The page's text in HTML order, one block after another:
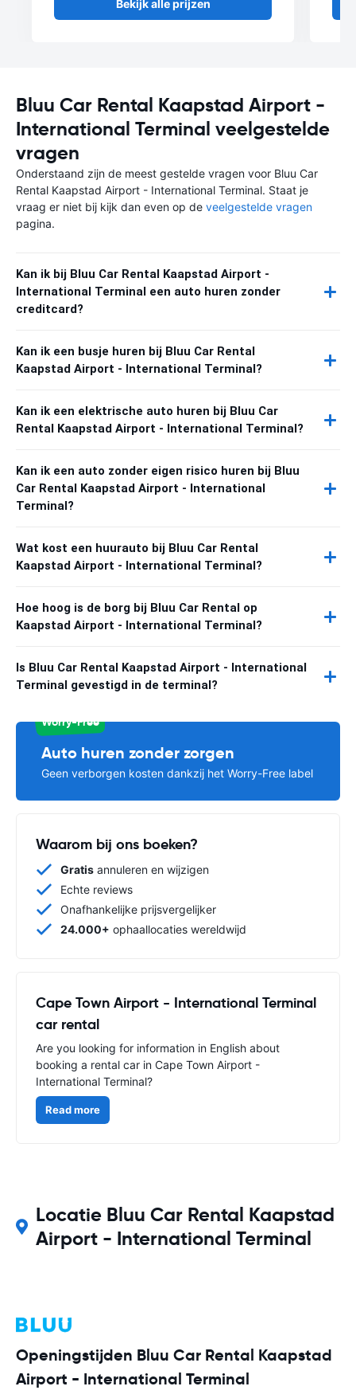
Bekijk alle prijzen
Bluu Car Rental Kaapstad Airport -
International Terminal veelgestelde
vragen
Onderstaand zijn de meest gestelde vragen voor Bluu Car
Rental Kaapstad Airport - International Terminal. Staat je
vraag er niet bij kijk dan even op de veelgestelde vragen
pagina.
Kan ik bij Bluu Car Rental Kaapstad Airport -
International Terminal een auto huren zonder
creditcard?
Kan ik een busje huren bij Bluu Car Rental
Kaapstad Airport - International Terminal?
Kan ik een elektrische auto huren bij Bluu Car
Rental Kaapstad Airport - International Terminal?
Kan ik een auto zonder eigen risico huren bij Bluu
Car Rental Kaapstad Airport - International
Terminal?
Wat kost een huurauto bij Bluu Car Rental
Kaapstad Airport - International Terminal?
Hoe hoog is de borg bij Bluu Car Rental op
Kaapstad Airport - International Terminal?
Is Bluu Car Rental Kaapstad Airport - International
Terminal gevestigd in de terminal?
Worry-Free
Auto huren zonder zorgen
Geen verborgen kosten dankzij het Worry-Free label
Waarom bij ons boeken?
Gratis annuleren en wijzigen
Echte reviews
Onafhankelijke prijsvergelijker
24.000+ ophaallocaties wereldwijd
Cape Town Airport - International Terminal
car rental
Are you looking for information in English about
booking a rental car in Cape Town Airport -
International Terminal?
Read more
Locatie Bluu Car Rental Kaapstad
Airport - International Terminal
Openingstijden Bluu Car Rental Kaapstad
Airport - International Terminal